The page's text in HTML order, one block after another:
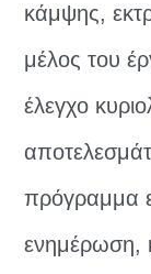
κάμψης,
μέλος του
έλεγχο
πρόγραμμα
ενημέρωση,